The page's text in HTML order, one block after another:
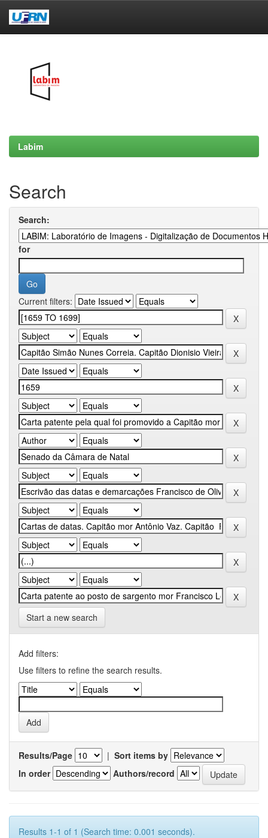
Labim
Search
Search:
for
Current filters:
Start a new search
Add filters:
Use filters to refine the search results.
Results/Page | Sort items by
In order
Authors/record
Results 1-1 of 1 (Search time: 0.001 seconds).